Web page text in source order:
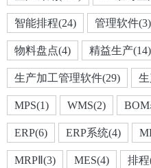
智能排程(24) 管理软件(3)
物料盘点(4) 精益生产(14)
生产加工管理软件(29)
MPS(1) WMS(2)
ERP(6) ERP系统(4)
MRPⅡ(3) MES(4) 排程